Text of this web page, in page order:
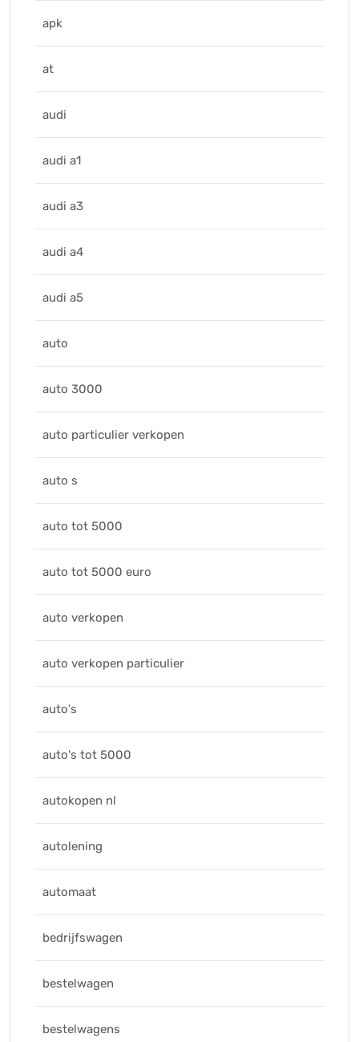
apk
at
audi
audi a1
audi a3
audi a4
audi a5
auto
auto 3000
auto particulier verkopen
auto s
auto tot 5000
auto tot 5000 euro
auto verkopen
auto verkopen particulier
auto's
auto's tot 5000
autokopen nl
autolening
automaat
bedrijfswagen
bestelwagen
bestelwagens